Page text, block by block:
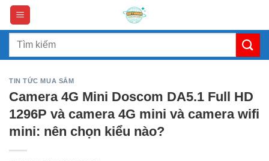
Skip
content
Search
TIN TỨC MUA SẮM
Camera 4G Mini Doscom DA5.1 Full HD
1296P và camera 4G mini và camera wifi
mini: nên chọn kiểu nào?